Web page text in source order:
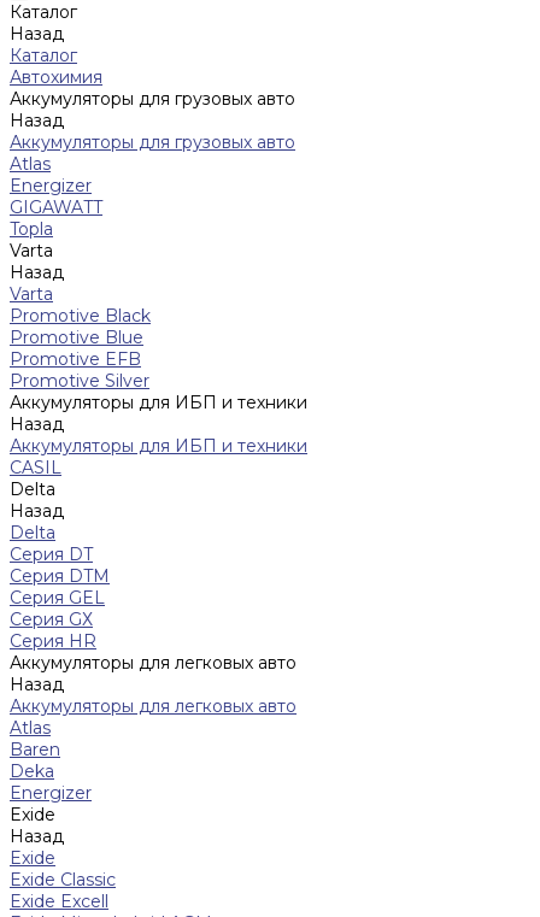
Каталог
Назад
Каталог
Автохимия
Аккумуляторы для грузовых авто
Назад
Аккумуляторы для грузовых авто
Atlas
Energizer
GIGAWATT
Topla
Varta
Назад
Varta
Promotive Black
Promotive Blue
Promotive EFB
Promotive Silver
Аккумуляторы для ИБП и техники
Назад
Аккумуляторы для ИБП и техники
CASIL
Delta
Назад
Delta
Серия DT
Серия DTM
Серия GEL
Серия GХ
Серия HR
Аккумуляторы для легковых авто
Назад
Аккумуляторы для легковых авто
Atlas
Baren
Deka
Energizer
Exide
Назад
Exide
Exide Classic
Exide Excell